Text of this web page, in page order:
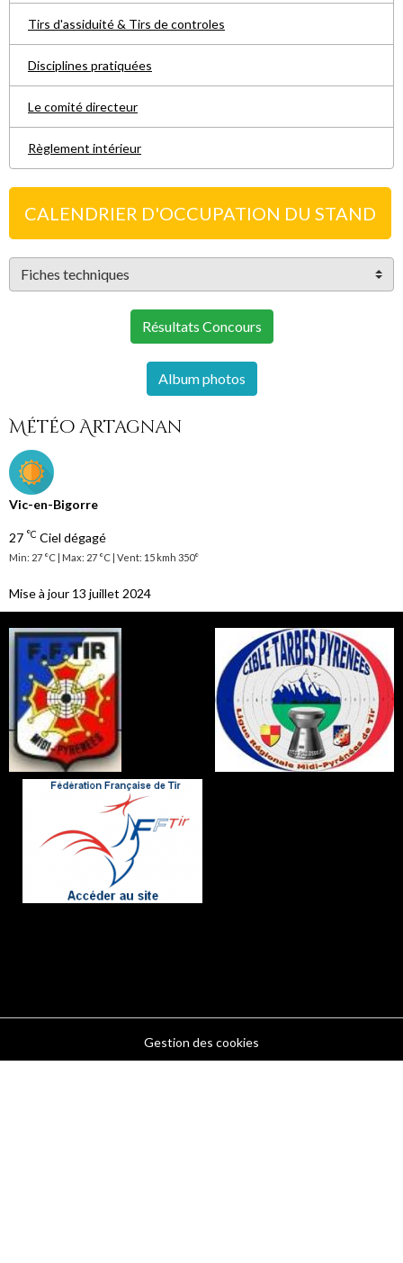
Tirs d'assiduité & Tirs de controles
Disciplines pratiquées
Le comité directeur
Règlement intérieur
CALENDRIER D'OCCUPATION DU STAND
Résultats Concours
Album photos
Météo Artagnan
Vic-en-Bigorre
27 °C Ciel dégagé
Min: 27 °C | Max: 27 °C | Vent: 15 kmh 350°
Mise à jour 13 juillet 2024
Gestion des cookies